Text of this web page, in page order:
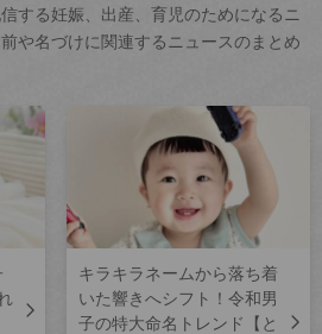
する妊娠、出産、育児のためになるニ
や名づけに関連するニュースのまとめ
キラキラネームから落ち着
いた響きへシフト！令和男
子の特大命名トレンド【と